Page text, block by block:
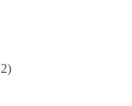
ein teures,
der
billiger,